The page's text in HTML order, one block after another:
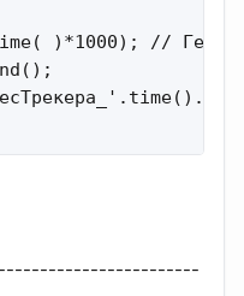
)*1000); //